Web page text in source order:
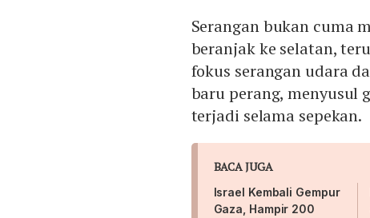
Serangan bukan cuma
beranjak ke selatan,
fokus serangan udara
baru perang, menyusul
terjadi selama sepekan.
BACA JUGA
Israel Kembali Gempur
Gaza, Hampir 200